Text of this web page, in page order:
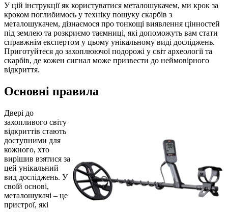
У цій інструкції як користуватися металошукачем, ми крок за
кроком поглибимось у техніку пошуку скарбів з
металошукачем, дізнаємося про тонкощі виявлення цінностей
під землею та розкриємо таємниці, які допоможуть вам стати
справжнім експертом у цьому унікальному виді досліджень.
Приготуйтеся до захоплюючої подорожі у світ археології та
скарбів, де кожен сигнал може призвести до неймовірного
відкриття.
Основні правила
Двері до
захопливого світу
відкриттів стають
доступними для
кожного, хто
вирішив взятися за
цей унікальний
вид досліджень. У
своїй основі,
металошукачі – це
пристрої, які